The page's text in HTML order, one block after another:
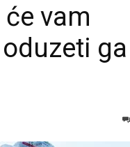
vam
ga